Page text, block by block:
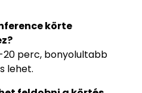
körte
20 perc, bonyolultabb
lehet.